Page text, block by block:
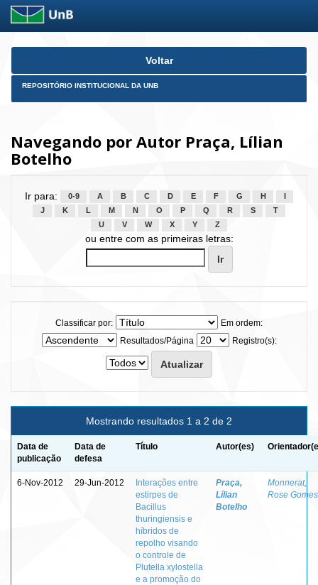
Skip
Voltar
REPOSITÓRIO INSTITUCIONAL DA UNB
Navegando por Autor Praça, Lílian
Botelho
Ir para: 0-9 A B C D E F G H
J
K L M N O P Q R S
T
U
V W X Y Z
ou entre com as primeiras letras:
Classificar por:
Em ordem:
Resultados/Página
Registro(s):
Mostrando resultados 1 a 2 de 2
Data de
publicação
Data de
defesa
Título Autor(es)
6-Nov-2012 29-Jun-2012
Interações entre
estirpes de
Bacillus
thuringiensis e
híbridos de
repolho visando
o controle de
Plutella xylostella
e a promoção do
Praça,
Lílian
Botelho
Monnerat,
Rose Gomes